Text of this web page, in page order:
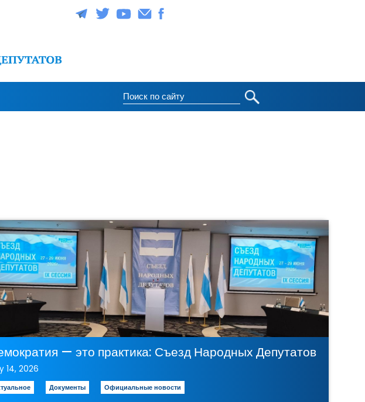
RUSSIAN REPUBLIC
— это практика: Съезд Народных Депутатов вводит
14, 2026
Документы Официальные новости